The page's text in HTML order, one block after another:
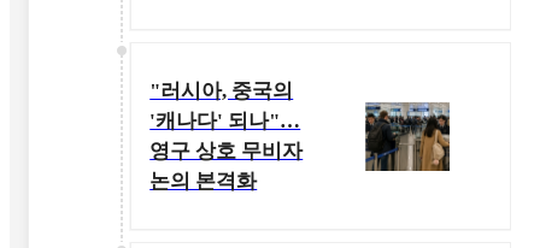
"러시아, 중국의
'캐나다' 되나"…
영구 상호 무비자
논의 본격화